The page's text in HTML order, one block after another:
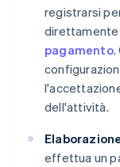
registrarsi
direttamente
pagamento.
dell'attività.
effettua un